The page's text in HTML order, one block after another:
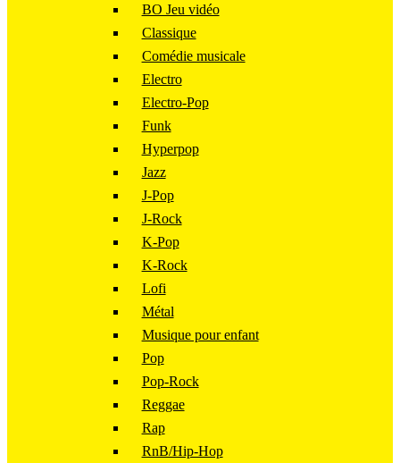
BO Jeu vidéo
Classique
Comédie musicale
Electro
Electro-Pop
Funk
Hyperpop
Jazz
J-Pop
J-Rock
K-Pop
K-Rock
Lofi
Métal
Musique pour enfant
Pop
Pop-Rock
Reggae
Rap
RnB/Hip-Hop